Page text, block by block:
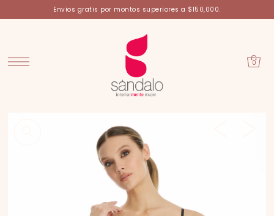
Envios gratis por montos superiores a $150,000.
0